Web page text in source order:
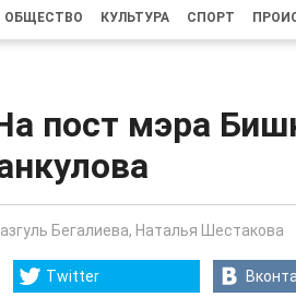
ОБЩЕСТВО КУЛЬТУРА СПОРТ
пост мэра
Бегалиева, Наталья Шестакова
Twitter